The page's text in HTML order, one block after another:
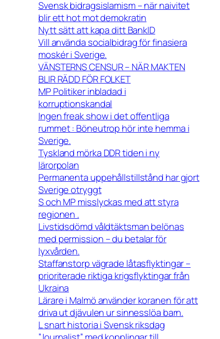
Svensk bidragsislamism – när naivitet
blir ett hot mot demokratin
Nytt sätt att kapa ditt BankID
Vill använda socialbidrag för finasiera
moskér i Sverige.
VÄNSTERNS CENSUR – NÄR MAKTEN
BLIR RÄDD FÖR FOLKET
MP Politiker inbladad i
korruptionskandal
Ingen freak show i det offentliga
rummet : Böneutrop hör inte hemma i
Sverige.
Tyskland mörka DDR tiden i ny
lärorpolan
Permanenta uppehållstillstånd har gjort
Sverige otryggt
S och MP misslyckas med att styra
regionen .
Livstidsdömd våldtäktsman belönas
med permission – du betalar för
lyxvården.
Staffanstorp vägrade låtasflyktingar –
prioriterade riktiga krigsflyktingar från
Ukraina
Lärare i Malmö använder koranen för att
driva ut djävulen ur sinnesslöa barn.
L snart historia i Svensk riksdag